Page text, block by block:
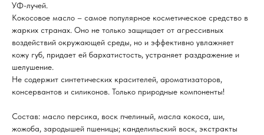
УФ-лучей.
Кокосовое масло – самое популярное косметическое средство в
жарких странах. Оно не только защищает от агрессивных
воздействий окружающей среды, но и эффективно увлажняет
кожу губ, придает ей бархатистость, устраняет раздражение и
шелушение.
Не содержит синтетических красителей, ароматизаторов,
консервантов и силиконов. Только природные компоненты!
Состав: масло персика, воск пчелиный, масла кокоса, ши,
жожоба, зародышей пшеницы; канделильский воск, экстракты